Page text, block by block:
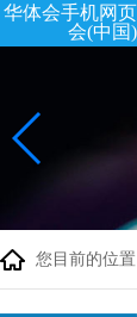
华体会手机网
会(中国)
您目前的位置